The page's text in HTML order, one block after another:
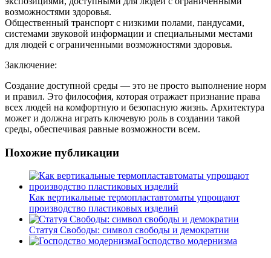
возможностями здоровья.
Общественный транспорт с низкими полами, пандусами,
системами звуковой информации и специальными местами
для людей с ограниченными возможностями здоровья.
Заключение:
Создание доступной среды — это не просто выполнение норм
и правил. Это философия, которая отражает признание права
всех людей на комфортную и безопасную жизнь. Архитектура
может и должна играть ключевую роль в создании такой
среды, обеспечивая равные возможности всем.
Похожие публикации
Как вертикальные термопластавтоматы упрощают
производство пластиковых изделий
Статуя Свободы: символ свободы и демократии
Господство модернизма